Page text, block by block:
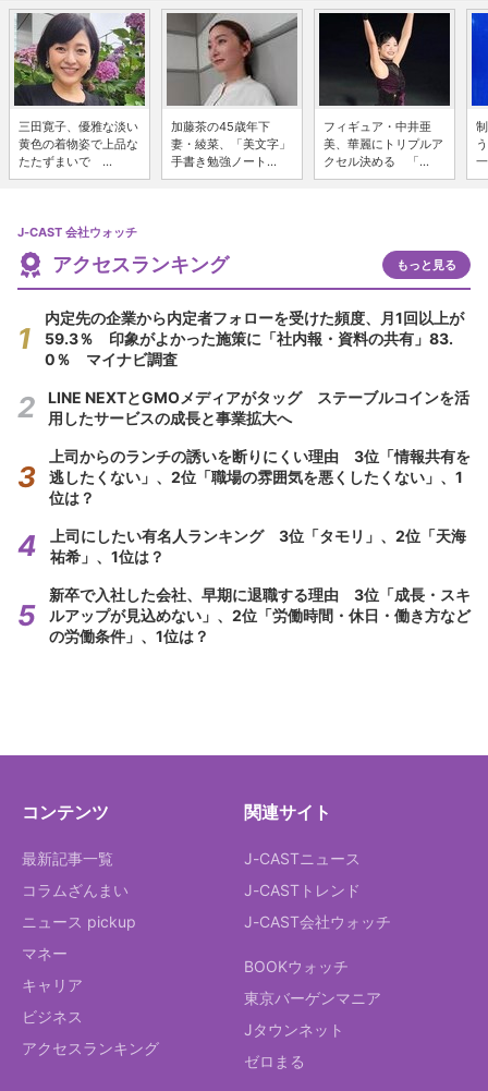
三田寛子、優雅な淡い
黄色の着物姿で上品な
たたずまいで ...
加藤茶の45歳年下
妻・綾菜、「美文字」
手書き勉強ノート...
フィギュア・中井亜
美、華麗にトリプルア
クセル決める 「...
J-CAST 会社ウォッチ
アクセスランキング もっと見る
内定先の企業から内定者フォローを受けた頻度、月1回以上が
59.3％ 印象がよかった施策に「社内報・資料の共有」83.
0％ マイナビ調査
LINE NEXTとGMOメディアがタッグ ステーブルコインを活
用したサービスの成長と事業拡大へ
上司からのランチの誘いを断りにくい理由 3位「情報共有を
逃したくない」、2位「職場の雰囲気を悪くしたくない」、1
位は？
上司にしたい有名人ランキング 3位「タモリ」、2位「天海
祐希」、1位は？
新卒で入社した会社、早期に退職する理由 3位「成長・スキ
ルアップが見込めない」、2位「労働時間・休日・働き方など
の労働条件」、1位は？
コンテンツ
最新記事一覧
コラムざんまい
ニュース pickup
マネー
キャリア
ビジネス
アクセスランキング
関連サイト
J-CASTニュース
J-CASTトレンド
J-CAST会社ウォッチ
BOOKウォッチ
東京バーゲンマニア
Jタウンネット
ゼロまる